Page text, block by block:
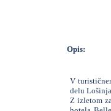
Opis:
V
delu
Z izletom